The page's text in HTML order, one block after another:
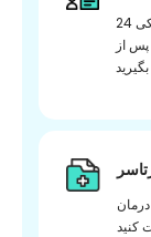
پشتیبانی و کمک مشاور پزشکی 24x7 در طول سفر
از